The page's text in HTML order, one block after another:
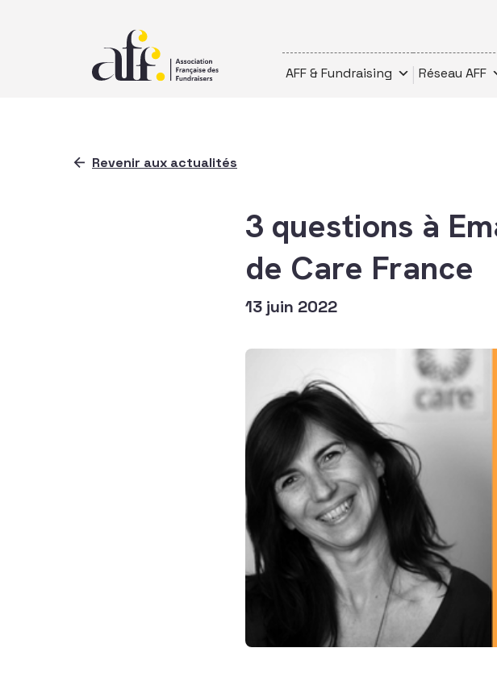
AFF & Fundraising Réseau AFF
Revenir aux actualités
3 questions à
de Care France
13 juin 2022